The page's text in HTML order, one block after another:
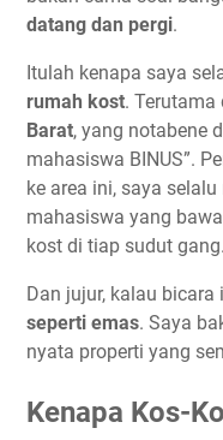
datang dan pergi.
Itulah kenapa saya
rumah kost. Terutama
Barat, yang notabene
mahasiswa BINUS”.
ke area ini, saya
mahasiswa yang
kost di tiap sudut gang.
Dan jujur, kalau bicara
seperti emas. Saya
nyata properti yang
Kenapa Kos-